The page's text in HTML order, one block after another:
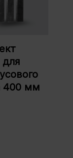
400 мм